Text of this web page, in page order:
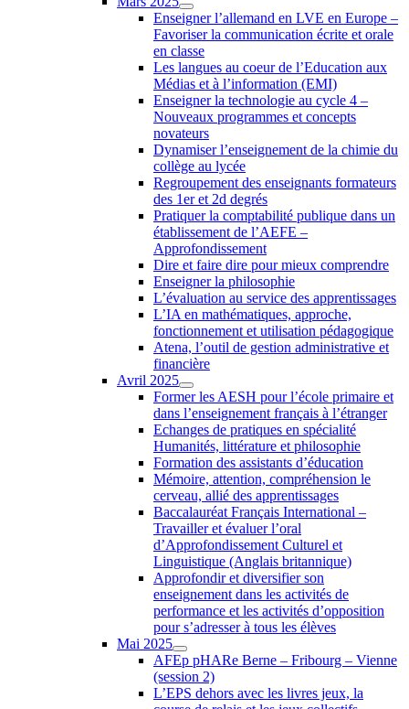
Enseigner l’allemand en LVE en Europe –
Favoriser la communication écrite et orale
en classe
Les langues au coeur de l’Education aux
Médias et à l’information (EMI)
Enseigner la technologie au cycle 4 –
Nouveaux programmes et concepts
novateurs
Dynamiser l’enseignement de la chimie du
collège au lycée
Regroupement des enseignants formateurs
des 1er et 2d degrés
Pratiquer la comptabilité publique dans un
établissement de l’AEFE –
Approfondissement
Dire et faire dire pour mieux comprendre
Enseigner la philosophie
L’évaluation au service des apprentissages
L’IA en mathématiques, approche,
fonctionnement et utilisation pédagogique
Atena, l’outil de gestion administrative et
financière
Avril 2025
Former les AESH pour l’école primaire et
dans l’enseignement français à l’étranger
Echanges de pratiques en spécialité
Humanités, littérature et philosophie
Formation des assistants d’éducation
Mémoire, attention, compréhension le
cerveau, allié des apprentissages
Baccalauréat Français International –
Travailler et évaluer l’oral
d’Approfondissement Culturel et
Linguistique (Anglais britannique)
Approfondir et diversifier son
enseignement dans les activités de
performance et les activités d’opposition
pour s’adresser à tous les élèves
Mai 2025
AFEp pHARe Berne – Fribourg – Vienne
(session 2)
L’EPS dehors avec les livres jeux, la